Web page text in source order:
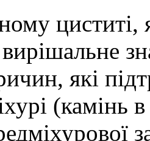
циститі,
які
(камінь